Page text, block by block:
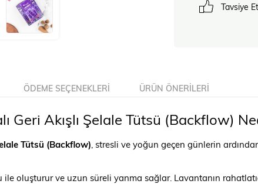
Tavsiye Et
ÖDEME SEÇENEKLERI ÜRÜN ÖNERILERI
Akışlı Şelale Tütsü (Backflow)
Tütsü (Backflow), stresli ve yoğun geçen günlerin
oluşturur ve uzun süreli yanma sağlar. Lavantanın